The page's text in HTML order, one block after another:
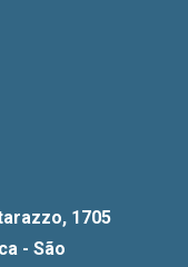
1705
- São